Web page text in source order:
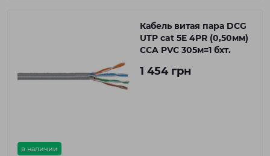
в наличии
Кабель витая пара DCG
UTP cat 5E 4PR (0,50мм)
CCA PVC 305м=1 бхт.
1 454 грн